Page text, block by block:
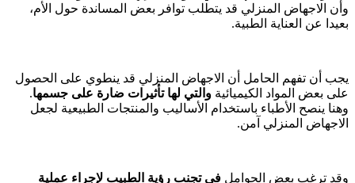
وأن الاجهاض المنزلي قد يتطلب توافر بعض المساندة حول الأم،
بعيدا عن العناية الطبية.
يجب أن تفهم الحامل أن الاجهاض المنزلي قد ينطوي على الحصول
على بعض المواد الكيميائية والتي لها تأثيرات ضارة على جسمها.
وهنا ينصح الأطباء باستخدام الأساليب والمنتجات الطبيعية لجعل
الاجهاض المنزلي آمن.
وقد ترغب بعض الحوامل في تجنب رؤية الطبيب لإجراء عملية